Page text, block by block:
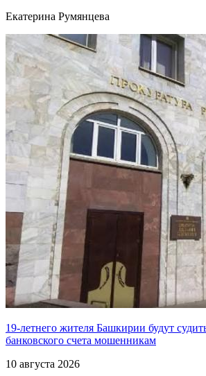
Екатерина Румянцева
19-летнего жителя Башкирии будут
банковского счета мошенникам
10 августа 2026